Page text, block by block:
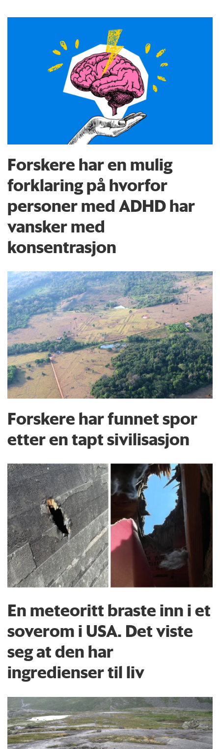
Forskere har en mulig
forklaring på hvorfor
personer med ADHD har
vansker med
konsentrasjon
Forskere har funnet spor
etter en tapt sivilisasjon
En meteoritt braste inn i et
soverom i USA. Det viste
seg at den har
ingredienser til liv